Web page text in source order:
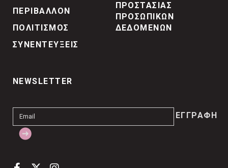
ΠΕΡΙΒΑΛΛΟΝ
ΠΟΛΙΤΙΣΜΟΣ
ΣΥΝΕΝΤΕΥΞΕΙΣ
ΠΡΟΣΤΑΣΙΑΣ
ΠΡΟΣΩΠΙΚΩΝ
ΔΕΔΟΜΕΝΩΝ
NEWSLETTER